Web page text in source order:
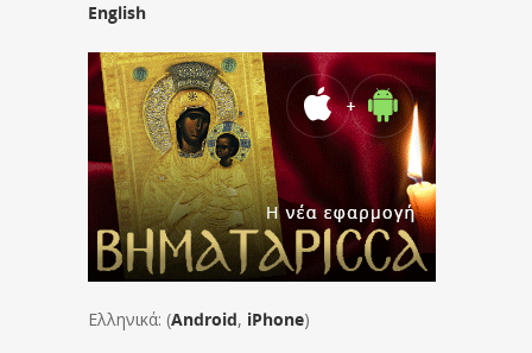
English
Ελληνικά: (Android, iPhone)